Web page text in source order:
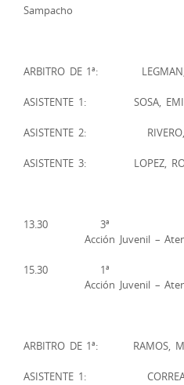
Sampacho
ARBITRO DE 1ª: LEGMAN,
ASISTENTE 1: SOSA,
ASISTENTE 2: RIVERO,
ASISTENTE 3: LOPEZ,
13.30 3ª Acción
Acción Juvenil –
15.30 1ª Acción
Acción Juvenil –
ARBITRO DE 1ª: RAMOS,
ASISTENTE 1: CORREA,